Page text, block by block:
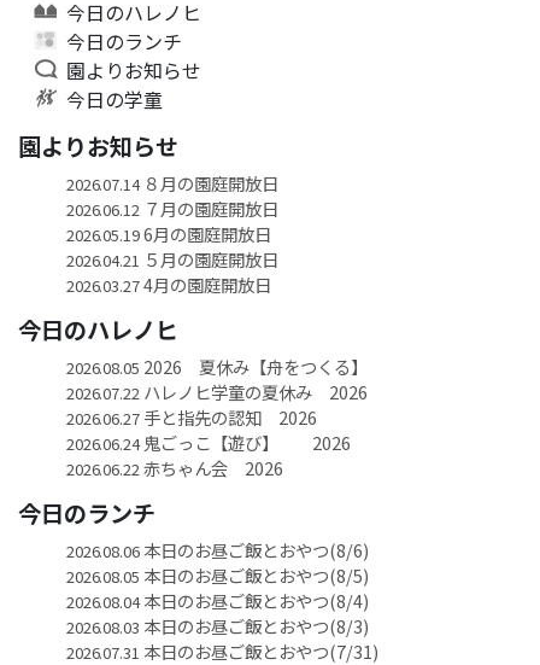
今日のハレノヒ
今日のランチ
園よりお知らせ
今日の学童
園よりお知らせ
2026.07.14８月の園庭開放日
2026.06.12 ７月の園庭開放日
2026.05.196月の園庭開放日
2026.04.21 ５月の園庭開放日
2026.03.274月の園庭開放日
今日のハレノヒ
2026.08.05 2026 夏休み【舟をつくる】
2026.07.22 ハレノヒ学童の夏休み 2026
2026.06.27手と指先の認知 2026
2026.06.24鬼ごっこ【遊び】 2026
2026.06.22赤ちゃん会 2026
今日のランチ
2026.08.06本日のお昼ご飯とおやつ(8/6)
2026.08.05 本日のお昼ご飯とおやつ(8/5)
2026.08.04本日のお昼ご飯とおやつ(8/4)
2026.08.03 本日のお昼ご飯とおやつ(8/3)
2026.07.31 本日のお昼ご飯とおやつ(7/31)